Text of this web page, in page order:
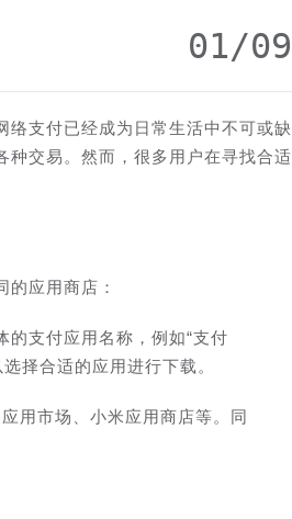
01/09
络支付已经成为日常生活中不可或缺
种交易。然而，很多用户在寻找合适
应用商店：
支付应用名称，例如“支付
择合适的应用进行下载。
用市场、小米应用商店等。同